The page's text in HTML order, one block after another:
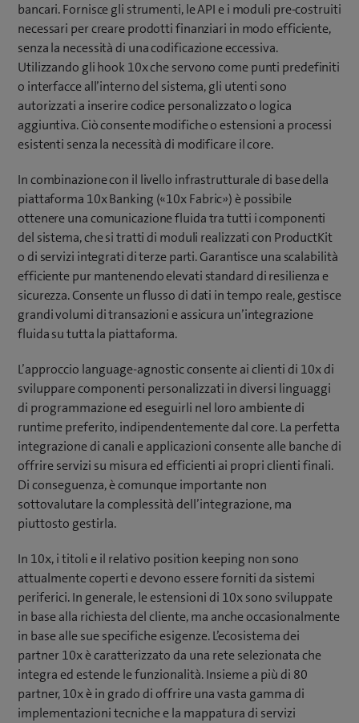
bancari. Fornisce gli strumenti, le API e i moduli pre-costruiti
necessari per creare prodotti finanziari in modo efficiente,
senza la necessità di una codificazione eccessiva.
Utilizzando gli hook 10x che servono come punti predefiniti
o interfacce all’interno del sistema, gli utenti sono
autorizzati a inserire codice personalizzato o logica
aggiuntiva. Ciò consente modifiche o estensioni a processi
esistenti senza la necessità di modificare il core.
In combinazione con il livello infrastrutturale di base della
piattaforma 10x Banking («10x Fabric») è possibile
ottenere una comunicazione fluida tra tutti i componenti
del sistema, che si tratti di moduli realizzati con ProductKit
o di servizi integrati di terze parti. Garantisce una scalabilità
efficiente pur mantenendo elevati standard di resilienza e
sicurezza. Consente un flusso di dati in tempo reale, gestisce
grandi volumi di transazioni e assicura un’integrazione
fluida su tutta la piattaforma.
L’approccio language-agnostic consente ai clienti di 10x di
sviluppare componenti personalizzati in diversi linguaggi
di programmazione ed eseguirli nel loro ambiente di
runtime preferito, indipendentemente dal core. La perfetta
integrazione di canali e applicazioni consente alle banche di
offrire servizi su misura ed efficienti ai propri clienti finali.
Di conseguenza, è comunque importante non
sottovalutare la complessità dell’integrazione, ma
piuttosto gestirla.
In 10x, i titoli e il relativo position keeping non sono
attualmente coperti e devono essere forniti da sistemi
periferici. In generale, le estensioni di 10x sono sviluppate
in base alla richiesta del cliente, ma anche occasionalmente
in base alle sue specifiche esigenze. L’ecosistema dei
partner 10x è caratterizzato da una rete selezionata che
integra ed estende le funzionalità. Insieme a più di 80
partner, 10x è in grado di offrire una vasta gamma di
implementazioni tecniche e la mappatura di servizi